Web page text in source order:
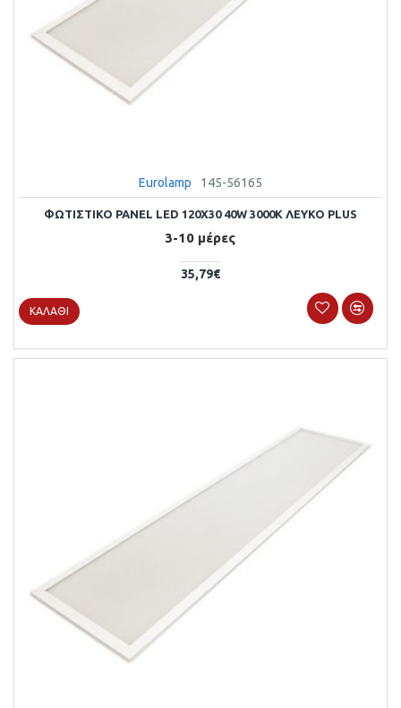
Eurolamp 145-56165
ΦΩΤΙΣΤΙΚΟ PANEL LED 120X30 40W 3000Κ ΛΕΥΚΟ PLUS
3-10 μέρες
35,79€
ΚΑΛΆΘΙ